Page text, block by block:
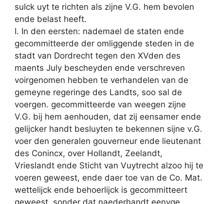
sulck uyt te richten als zijne V.G. hem bevolen
ende belast heeft.
I. In den eersten: nademael de staten ende
gecommitteerde der omliggende steden in de
stadt van Dordrecht tegen den XVden des
maents July bescheyden ende verschreven
voirgenomen hebben te verhandelen van de
gemeyne regeringe des Landts, soo sal de
voergen. gecommitteerde van weegen zijne
V.G. bij hem aenhouden, dat zij eensamer ende
gelijcker handt besluyten te bekennen sijne v.G.
voer den generalen gouverneur ende lieutenant
des Conincx, over Hollandt, Zeelandt,
Vrieslandt ende Sticht van Vuytrecht alzoo hij te
voeren geweest, ende daer toe van de Co. Mat.
wettelijck ende behoerlijck is gecommitteert
geweest, sonder dat naederhandt eenyge